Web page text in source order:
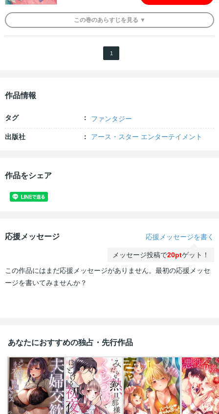
この巻のあらすじを 見る ▼
1
作品情報
タグ ファンタジー
出版社 アース・スター エンターテイメント
作品をシェア
応援メッセージ 応援メッセージを書く
メッセージ投稿で20ptゲット！
この作品にはまだ応援メッセージがありません。最初の応援メッセ
ージを書いてみませんか？
あなたにおすすめの独占・先行作品